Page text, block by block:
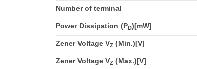
Number of terminal
Power Dissipation (PD)[mW]
Zener Voltage VZ (Min.)[V]
Zener Voltage VZ (Max.)[V]